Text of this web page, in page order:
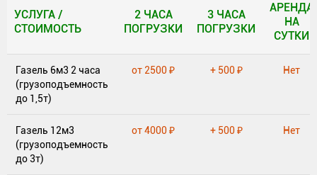
УСЛУГА /
СТОИМОСТЬ
2 ЧАСА
ПОГРУЗКИ
3 ЧАСА
ПОГРУЗКИ
АРЕНДА
НА
СУТКИ
СТОИМОСТЬ
ПОГРУЗКИ
ПОГРУЗКИ
НА
Газель 6м3 2 часа
(грузоподъемность
до 1,5т)
от 2500 ₽ + 500 ₽ Нет
Газель 12м3
(грузоподъемность
до 3т)
от 4000 ₽ + 500 ₽ Нет